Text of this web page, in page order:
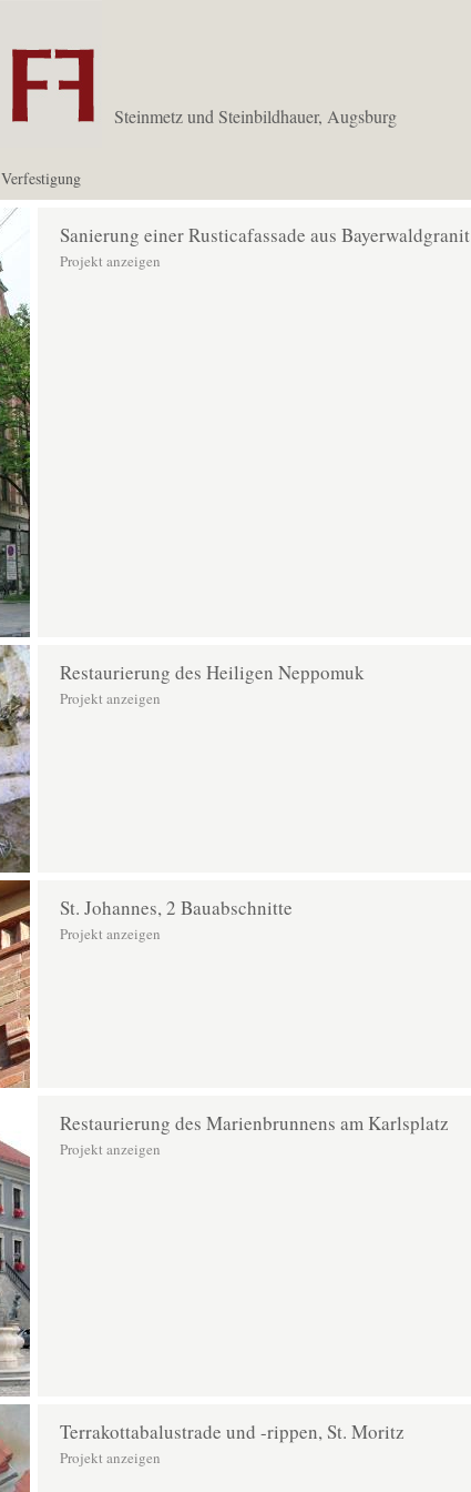
Steinmetz und Steinbildhauer, Augsburg
Verfestigung
Sanierung einer Rusticafassade aus Bayerwaldgranit
Projekt anzeigen
Restaurierung des Heiligen Neppomuk
Projekt anzeigen
St. Johannes, 2 Bauabschnitte
Projekt anzeigen
Restaurierung des Marienbrunnens am Karlsplatz
Projekt anzeigen
Terrakottabalustrade und -rippen, St. Moritz
Projekt anzeigen